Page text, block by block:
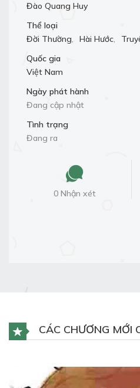
Đào Quang Huy
Thể loại
Đời Thường, Hài Hước,
Quốc gia
Việt Nam
Ngày phát hành
Đang cập nhật
Tình trạng
Đang ra
0 Nhận xét
CÁC CHƯƠNG MỚI